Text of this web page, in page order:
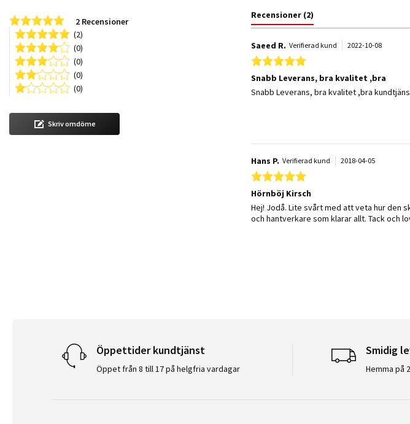
5.0 star rating
2 Recensioner
(2)
(0)
(0)
(0)
(0)
Skriv omdöme
Recensioner (2)
Saeed R. Verifierad kund
5.0 star rating
2022-10-08
Snabb Leverans, bra kvalitet ,bra
Review by Saeed R. on 8 Oct 2022
review stating Snabb Leverans, bra kvalitet
Snabb Leverans, bra kvalitet ,bra
Hans P. Verifierad kund
5.0 star rating
2018-04-05
Hörnböj Kirsch
Review by Hans P. on 5 Apr 2018
review stating Hörnböj Kirsch
Hej! Jodå. Lite svårt med att veta hur den
och hantverkare som klarar allt. Tack och
Öppettider kundtjänst
Öppet från 8 till 17 på helgfria vardagar
Smidig
Hemma på